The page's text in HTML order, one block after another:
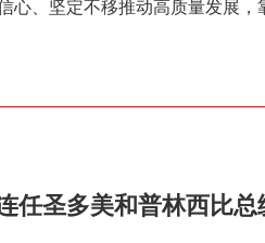
、坚定不移推动高质量发展，
任圣多美和普林西比总